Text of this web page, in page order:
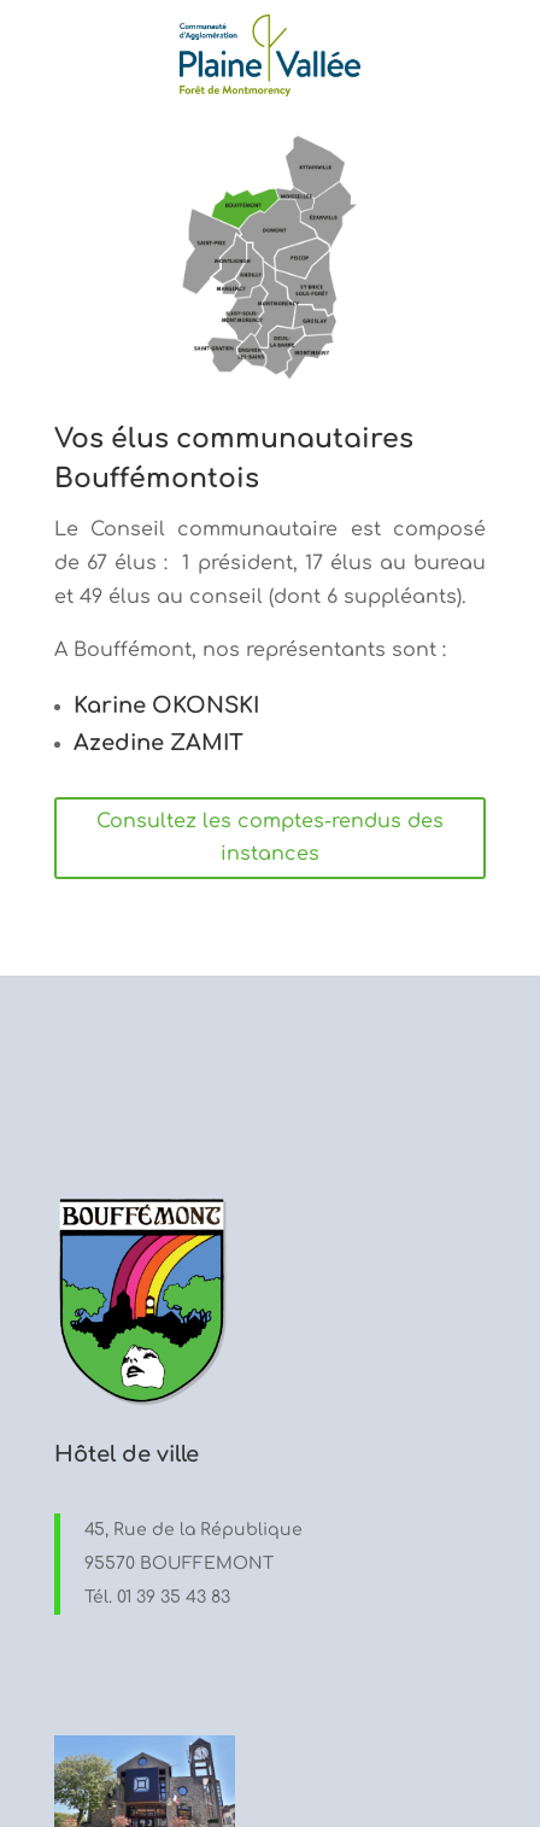
Vos élus communautaires
Bouffémontois
Le Conseil communautaire est composé
de 67 élus : 1 président, 17 élus au bureau
et 49 élus au conseil (dont 6 suppléants).
A Bouffémont, nos représentants sont :
Karine OKONSKI
Azedine ZAMIT
Consultez les comptes-rendus des
instances
Hôtel de ville
45, Rue de la République
95570 BOUFFEMONT
Tél. 01 39 35 43 83